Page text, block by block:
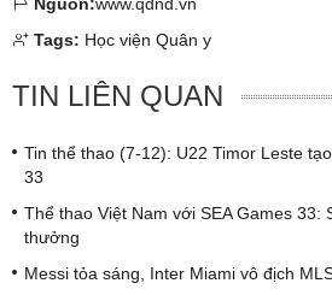
Tags: Học viện Quân y
TIN LIÊN QUAN
Tin thể thao (7-12): U22 Timor Leste
33
Thể thao Việt Nam với SEA Games 33:
thưởng
Messi tỏa sáng, Inter Miami vô địch